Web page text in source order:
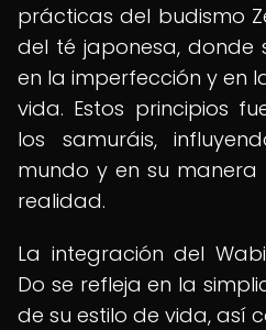
prácticas del budismo
del té japonesa, donde
en la imperfección y en
vida. Estos principios
los samuráis,
mundo y en su
realidad.
La integración del
Do se refleja en la
de su estilo de vida, así